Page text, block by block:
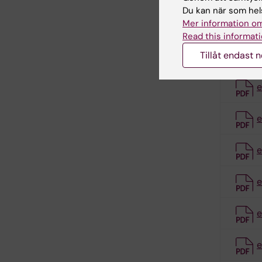
Du kan när som
Mer information
Read this
Tillåt endast